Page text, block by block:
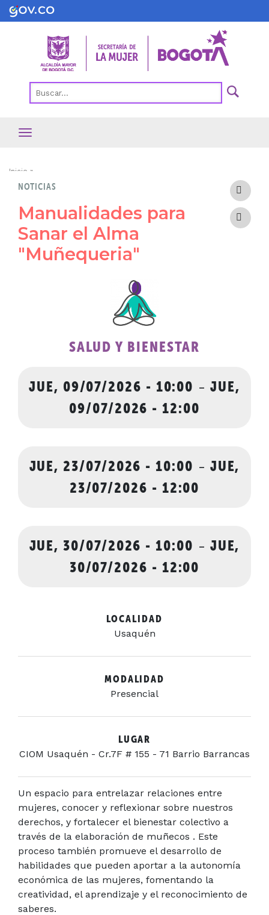
Pasar
al
Ruta
de
navegación
Inicio
NOTICIAS
Manualidades para
Sanar el Alma
"Muñequeria"
SALUD Y BIENESTAR
JUE, 09/07/2026 - 10:00 -JUE,
09/07/2026 - 12:00
JUE, 23/07/2026 - 10:00 - JUE,
23/07/2026 - 12:00
JUE, 30/07/2026 - 10:00 - JUE,
30/07/2026 - 12:00
LOCALIDAD
Usaquén
MODALIDAD
Presencial
LUGAR
CIOM Usaquén - Cr.7F # 155 - 71 Barrio Barrancas
Un espacio para entrelazar relaciones entre
mujeres, conocer y reflexionar sobre nuestros
derechos, y fortalecer el bienestar colectivo a
través de la elaboración de muñecos . Este
proceso también promueve el desarrollo de
habilidades que pueden aportar a la autonomía
económica de las mujeres, fomentando la
creatividad, el aprendizaje y el reconocimiento de
saberes.